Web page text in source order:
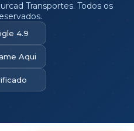
Transportes. Todos os
4.9
Aqui